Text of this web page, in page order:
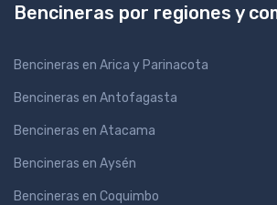
Bencineras por regiones y
Bencineras en Arica y Parinacota
Bencineras en Antofagasta
Bencineras en Atacama
Bencineras en Aysén
Bencineras en Coquimbo